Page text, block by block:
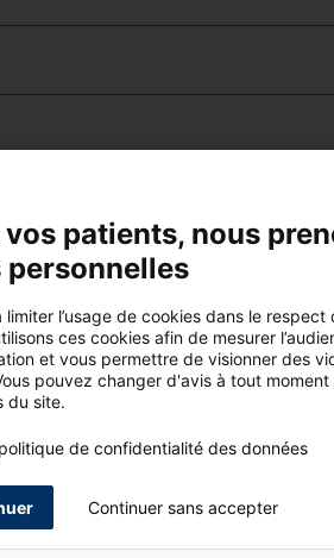
votre conseiller, il vous proposera un
ou en face à face.
VOTRE CONSEILLER
patients, nous
personnelles
l’usage de cookies dans le respect
ces cookies afin de mesurer
et vous permettre de visionner des
pouvez changer d'avis à tout
du site.
de confidentialité des données
Continuer sans accepter